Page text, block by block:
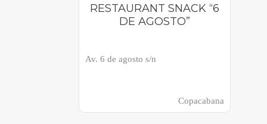
RESTAURANT SNACK “6
DE AGOSTO”
Av. 6 de agosto s/n
Copacabana